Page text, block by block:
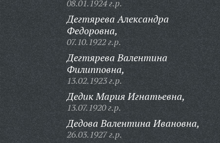
08.01.1924 г.р.
Дегтярева Александра
Федоровна,
07.10.1922 г.р.
Дегтярева Валентина
Филипповна,
13.02.1923 г.р.
Дедик Мария Игнатьевна,
13.07.1920 г.р.
Дедова Валентина Ивановна,
26.03.1927 г.р.